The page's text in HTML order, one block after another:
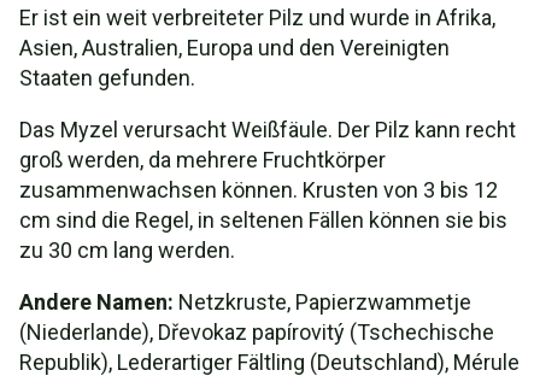
Er ist ein weit verbreiteter Pilz und wurde in Afrika,
Asien, Australien, Europa und den Vereinigten
Staaten gefunden.
Das Myzel verursacht Weißfäule. Der Pilz kann recht
groß werden, da mehrere Fruchtkörper
zusammenwachsen können. Krusten von 3 bis 12
cm sind die Regel, in seltenen Fällen können sie bis
zu 30 cm lang werden.
Andere Namen: Netzkruste, Papierzwammetje
(Niederlande), Dřevokaz papírovitý (Tschechische
Republik), Lederartiger Fältling (Deutschland), Mérule